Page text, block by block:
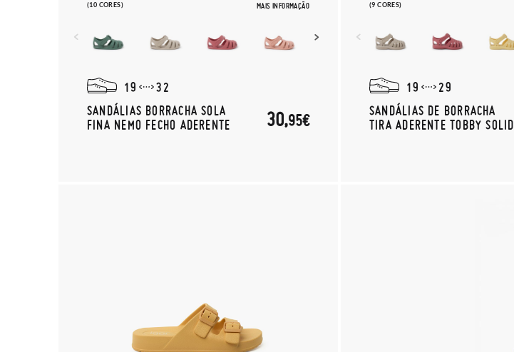
(10 CORES) MAIS INFORMAÇÃO
19
32
SANDÁLIAS BORRACHA SOLA
FINA NEMO FECHO ADERENTE
30,95€
(9 CORES)
19
29
SANDÁLIAS DE BORRACHA
TIRA ADERENTE TOBBY SOLID